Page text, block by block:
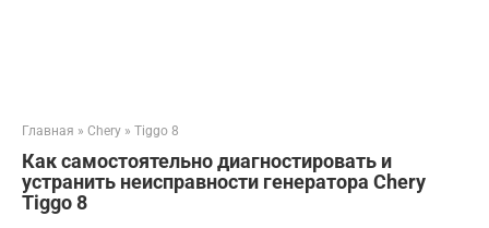
Главная » Chery » Tiggo 8
Как самостоятельно диагностировать и
устранить неисправности генератора Chery
Tiggo 8